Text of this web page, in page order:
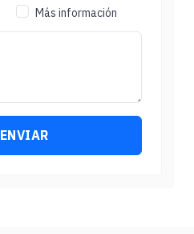
Más información
ENVIAR